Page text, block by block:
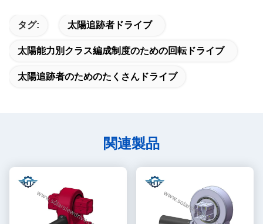
タグ: 太陽追跡者ドライブ
太陽能力別クラス編成制度のための回転ドライブ
太陽追跡者のためのたくさんドライブ
関連製品